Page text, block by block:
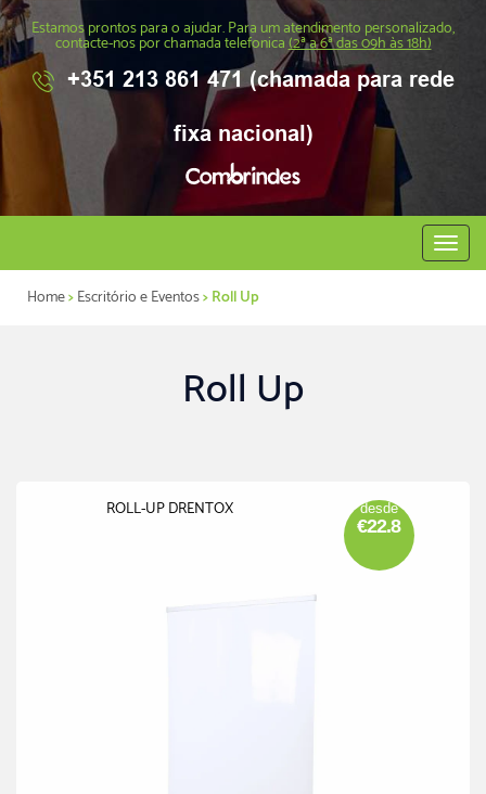
Estamos prontos para o ajudar. Para um atendimento personalizado,
contacte-nos por chamada telefonica(2ª a 6ª das 09h às 18h)
+351 213 861 471 (chamada para rede
fixa nacional)
Abrir
menu
Home>Escritório e Eventos> Roll Up
Roll Up
ROLL-UP DRENTOX desde
€22.8